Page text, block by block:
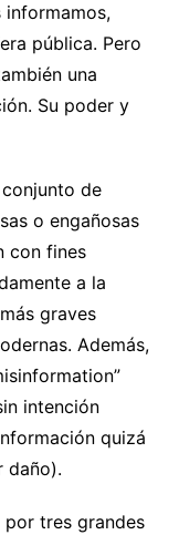
informamos,
pública. Pero
una
Su poder y
de
o engañosas
con fines
a la
graves
Además,
intención
quizá
daño).
tres grandes